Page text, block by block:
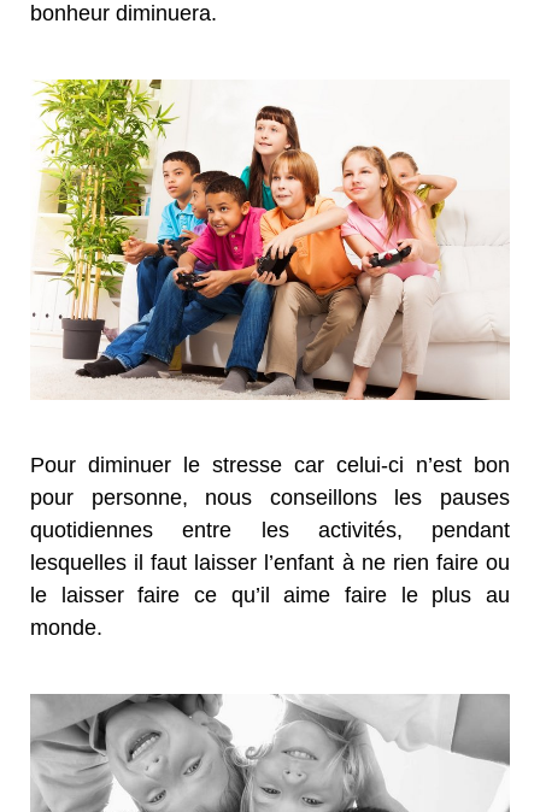
bonheur diminuera.
Pour diminuer le stresse car celui-ci n’est bon
pour personne, nous conseillons les pauses
quotidiennes entre les activités, pendant
lesquelles il faut laisser l’enfant à ne rien faire ou
le laisser faire ce qu’il aime faire le plus au
monde.